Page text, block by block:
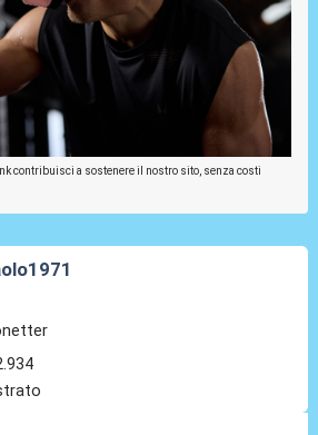
contribuisci a sostenere il nostro sito, senza costi